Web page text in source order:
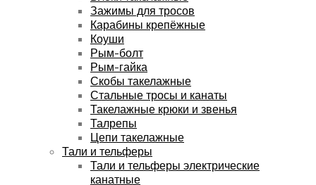
Зажимы для тросов
Карабины крепёжные
Коуши
Рым-болт
Рым-гайка
Скобы такелажные
Стальные тросы и канаты
Такелажные крюки и звенья
Талрепы
Цепи такелажные
Тали и тельферы
Тали и тельферы электрические
канатные